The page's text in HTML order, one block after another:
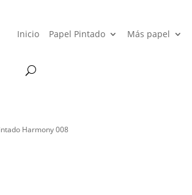
Inicio Papel Pintado Más papel
Harmony 008